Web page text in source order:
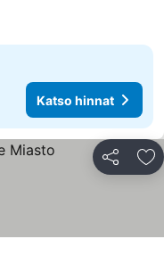
Katso hinnat
Jaa